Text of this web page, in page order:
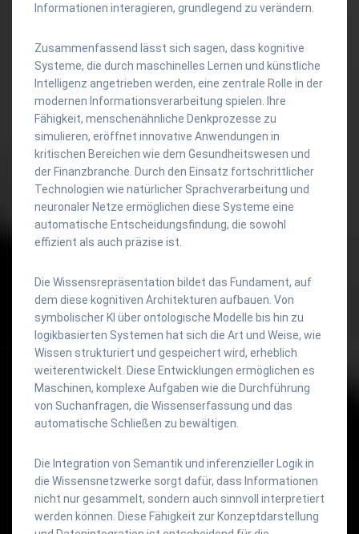
Informationen interagieren, grundlegend zu verändern.
Zusammenfassend lässt sich sagen, dass kognitive
Systeme, die durch maschinelles Lernen und künstliche
Intelligenz angetrieben werden, eine zentrale Rolle in der
modernen Informationsverarbeitung spielen. Ihre
Fähigkeit, menschenähnliche Denkprozesse zu
simulieren, eröffnet innovative Anwendungen in
kritischen Bereichen wie dem Gesundheitswesen und
der Finanzbranche. Durch den Einsatz fortschrittlicher
Technologien wie natürlicher Sprachverarbeitung und
neuronaler Netze ermöglichen diese Systeme eine
automatische Entscheidungsfindung, die sowohl
effizient als auch präzise ist.
Die Wissensrepräsentation bildet das Fundament, auf
dem diese kognitiven Architekturen aufbauen. Von
symbolischer KI über ontologische Modelle bis hin zu
logikbasierten Systemen hat sich die Art und Weise, wie
Wissen strukturiert und gespeichert wird, erheblich
weiterentwickelt. Diese Entwicklungen ermöglichen es
Maschinen, komplexe Aufgaben wie die Durchführung
von Suchanfragen, die Wissenserfassung und das
automatische Schließen zu bewältigen.
Die Integration von Semantik und inferenzieller Logik in
die Wissensnetzwerke sorgt dafür, dass Informationen
nicht nur gesammelt, sondern auch sinnvoll interpretiert
werden können. Diese Fähigkeit zur Konzeptdarstellung